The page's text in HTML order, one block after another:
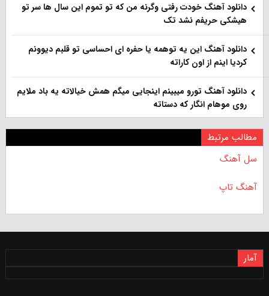
دانلود آهنگ خودت رفتی وگرنه من که تو تموم این سال ها سر تو
هیشکی حریفم نشد تک
دانلود آهنگ این یه توهمه یا حفره ای احساسی تو قلبم دیوونم
کردیا اینم از اون کاراته
دانلود آهنگ تورو میبینم اینجایی میگم همش خیالاته یه باد ملایم
روی موهام انگار که دستاته
مطالب مرتبط
سل آهنگ
آهنگ تاپ
آمار